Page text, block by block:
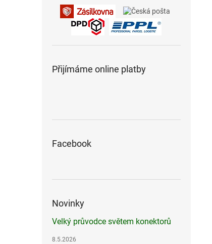
Přijímáme online platby
Facebook
Novinky
Velký průvodce světem konektorů
8.5.2026